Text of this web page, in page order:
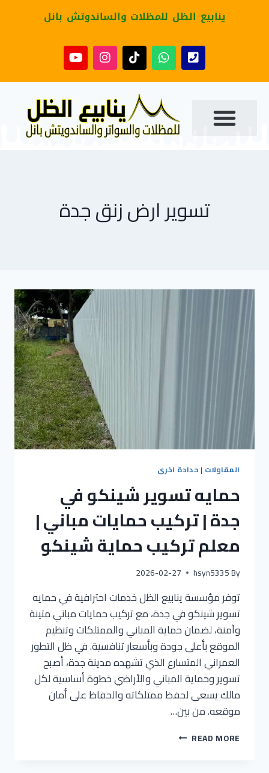
ينابيع الظل للمظلات والساندوتش بانل
تسوير ارض زنق جدة
المقاولات | حدادة اخرى
حمايه تسوير شينكو في
جدة | تركيب حمايات مباني |
معلم تركيب حماية شينكو
By
hsyn5335
2026-02-27
توفر مؤسسة ينابيع الظل خدمات احترافية في حمايه
تسوير شينكو في جدة، مع تركيب حمايات مباني متينة
وآمنة، لضمان حماية المباني والممتلكات وتنظيم
الموقع بأعلى جودة وبأسعار تنافسية. في ظل التطور
العمراني المتسارع الذي تشهده مدينة جدة، أصبح
تسوير وحماية المباني والأراضي خطوة أساسية لكل
مالك يسعى لحفظ ممتلكاته والحفاظ على أمان
موقعه. من بين…
READ MORE